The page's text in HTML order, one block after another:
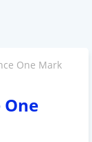
One Mark
One